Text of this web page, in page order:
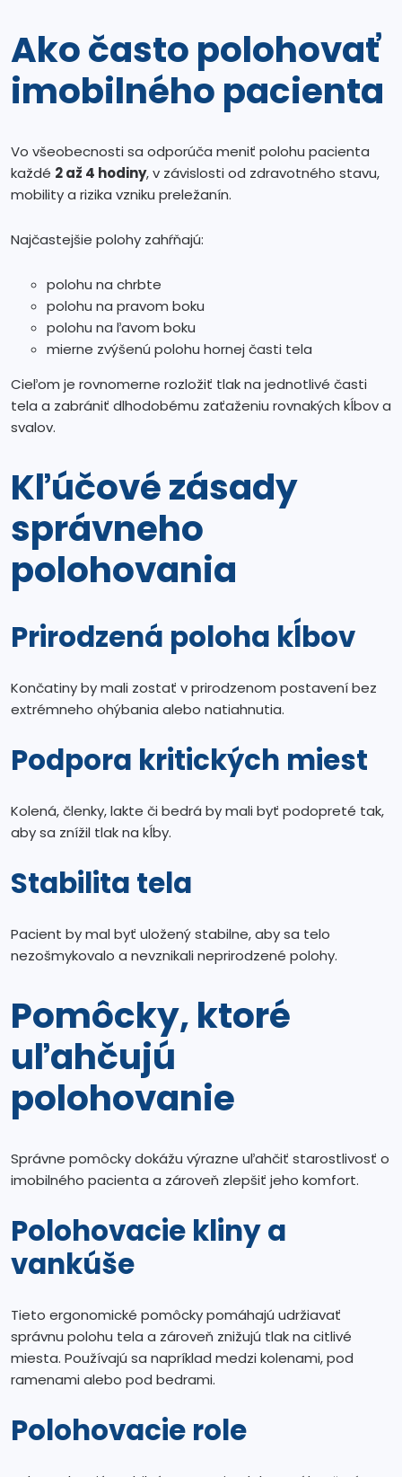
Ako často polohovať
imobilného pacienta
Vo všeobecnosti sa odporúča meniť polohu pacienta
každé 2 až 4 hodiny, v závislosti od zdravotného stavu,
mobility a rizika vzniku preležanín.
Najčastejšie polohy zahŕňajú:
polohu na chrbte
polohu na pravom boku
polohu na ľavom boku
mierne zvýšenú polohu hornej časti tela
Cieľom je rovnomerne rozložiť tlak na jednotlivé časti
tela a zabrániť dlhodobému zaťaženiu rovnakých kĺbov a
svalov.
Kľúčové zásady
správneho
polohovania
Prirodzená poloha kĺbov
Končatiny by mali zostať v prirodzenom postavení bez
extrémneho ohýbania alebo natiahnutia.
Podpora kritických miest
Kolená, členky, lakte či bedrá by mali byť podopreté tak,
aby sa znížil tlak na kĺby.
Stabilita tela
Pacient by mal byť uložený stabilne, aby sa telo
nezošmykovalo a nevznikali neprirodzené polohy.
Pomôcky, ktoré
uľahčujú
polohovanie
Správne pomôcky dokážu výrazne uľahčiť starostlivosť o
imobilného pacienta a zároveň zlepšiť jeho komfort.
Polohovacie kliny a
vankúše
Tieto ergonomické pomôcky pomáhajú udržiavať
správnu polohu tela a zároveň znižujú tlak na citlivé
miesta. Používajú sa napríklad medzi kolenami, pod
ramenami alebo pod bedrami.
Polohovacie role